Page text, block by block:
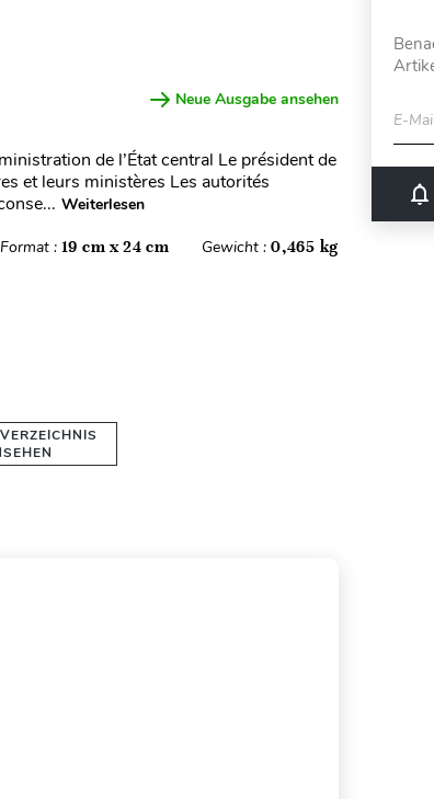
Neue Ausgabe ansehen
de l’État central Le président de
et leurs ministères Les autorités
Weiterlesen
Format : 19 cm x 24 cm Gewicht :0,465 kg
E-
notifications_none